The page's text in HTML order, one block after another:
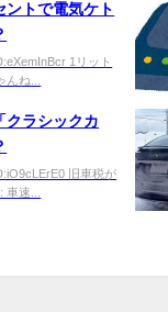
ントで電気ケト
1リット
ね...
クラシックカ
旧車税が
車速...